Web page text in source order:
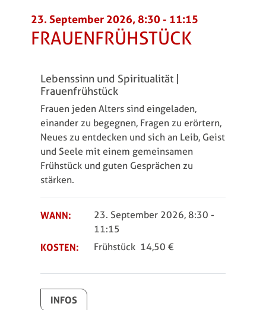
23. September 2026, 8:30 - 11:15
FRAUENFRÜHSTÜCK
Lebenssinn und Spiritualität |
Frauenfrühstück
Frauen jeden Alters sind eingeladen,
einander zu begegnen, Fragen zu erörtern,
Neues zu ent­decken und sich an Leib, Geist
und Seele mit einem gemeinsamen
Frühstück und guten Ge­sprächen zu
stärken.
WANN: 23. September 2026, 8:30 -
11:15
KOSTEN: Frühstück 14,50 €
INFOS